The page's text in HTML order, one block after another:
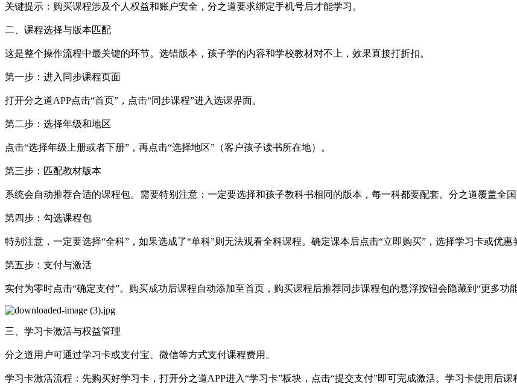
关键提示：购买课程涉及个人权益和账户安全，分之道要求绑定手机号后才能学习。
二、课程选择与版本匹配
这是整个操作流程中最关键的环节。选错版本，孩子学的内容和学校教材对不上，效果直接打折扣。
第一步：进入同步课程页面
打开分之道APP点击“首页”，点击“同步课程”进入选课界面。
第二步：选择年级和地区
点击“选择年级上册或者下册”，再点击“选择地区”（客户孩子读书所在地）。
第三步：匹配教材版本
系统会自动推荐合适的课程包。需要特别注意：一定要选择和孩子教科书相同的版本，每一科都要配套。分之道覆盖全国
第四步：勾选课程包
特别注意，一定要选择“全科”，如果选成了“单科”则无法观看全科课程。确定课本后点击“立即购买”，选择学习卡或优惠
第五步：支付与激活
实付为零时点击“确定支付”。购买成功后课程自动添加至首页，购买课程后推荐同步课程包的悬浮按钮会隐藏到“更多功能
三、学习卡激活与权益管理
分之道用户可通过学习卡或支付宝、微信等方式支付课程费用。
学习卡激活流程：先购买好学习卡，打开分之道APP进入“学习卡”板块，点击“提交支付”即可完成激活。学习卡使用后课